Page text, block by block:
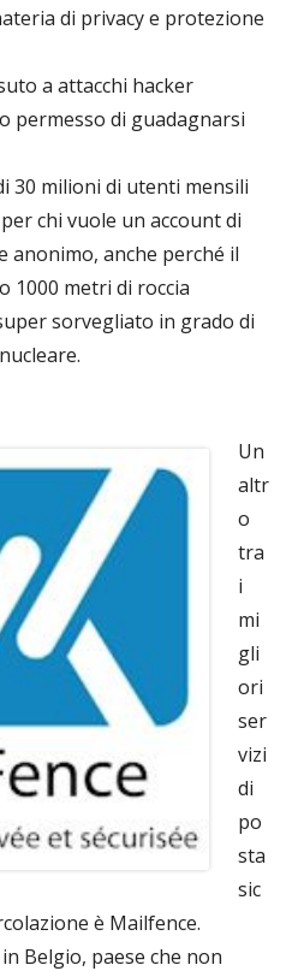
di privacy e protezione
a attacchi hacker
permesso di guadagnarsi
30 milioni di utenti mensili
chi vuole un account di
anonimo, anche perché il
1000 metri di roccia
sorvegliato in grado di
Un
altr
o
tra
i
mi
gli
ori
ser
vizi
di
po
sta
sic
è Mailfence.
Belgio, paese che non